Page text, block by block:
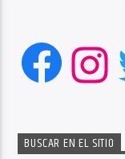
BUSCAR EN EL SITIO